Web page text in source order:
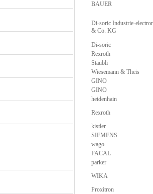
BAUER
Di-soric Industrie-
& Co. KG
Di-soric
Rexroth
Staubli
Wiesemann & Theis
GINO
GINO
heidenhain
Rexroth
kistler
SIEMENS
wago
FACAL
parker
WIKA
Proxitron